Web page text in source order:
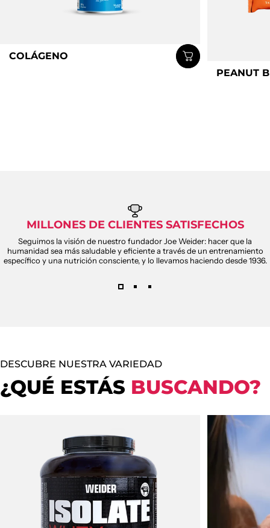
COLÁGENO
PEANUT
MILLONES DE CLIENTES SATISFECHOS
Seguimos la visión de nuestro fundador Joe Weider: hacer que la
humanidad sea más saludable y eficiente a través de un entrenamiento
específico y una nutrición consciente, y lo llevamos haciendo desde 1936.
DESCUBRE NUESTRA VARIEDAD
¿QUÉ ESTÁS BUSCANDO?